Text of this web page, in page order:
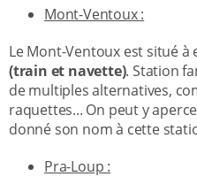
Mont-Ventoux :
Le Mont-Ventoux est situé à
(train et navette). Station
de multiples alternatives,
raquettes... On peut y
donné son nom à cette
Pra-Loup :